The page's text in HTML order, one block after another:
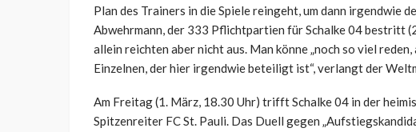
Plan des Trainers in die Spiele reingeht, um dann irgendwie
Abwehrmann, der 333 Pflichtpartien für Schalke 04 bestritt
allein reichten aber nicht aus. Man könne „noch so viel
Einzelnen, der hier irgendwie beteiligt ist“, verlangt der
Am Freitag (1. März, 18.30 Uhr) trifft Schalke 04 in der
Spitzenreiter FC St. Pauli. Das Duell gegen